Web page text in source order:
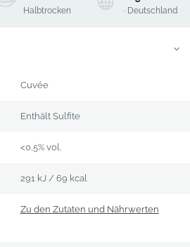
Halbtrocken · Deutschland
Cuvée
Enthält Sulfite
<0,5% vol.
291 kJ / 69 kcal
Zu den Zutaten und Nährwerten(öffnet